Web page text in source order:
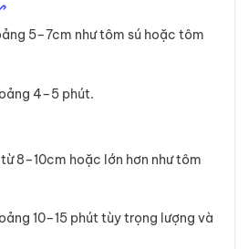
5–7cm như tôm sú hoặc tôm
4–5 phút.
8–10cm hoặc lớn hơn như tôm
10–15 phút tùy trọng lượng và